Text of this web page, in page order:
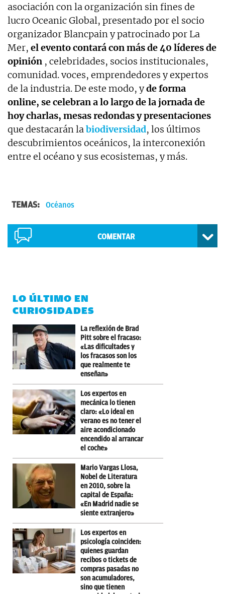
asociación con la organización sin fines de
lucro Oceanic Global, presentado por el socio
organizador Blancpain y patrocinado por La
Mer, el evento contará con más de 40 líderes de
opinión , celebridades, socios institucionales,
comunidad. voces, emprendedores y expertos
de la industria. De este modo, yde forma
online, se celebran a lo largo de la jornada de
hoy charlas, mesas redondas y presentaciones
que destacarán labiodiversidad, los últimos
descubrimientos oceánicos, la interconexión
entre el océano y sus ecosistemas, y más.
TEMAS: Océanos
COMENTAR
LO ÚLTIMO EN
CURIOSIDADES
La reflexión de Brad
Pitt sobre el fracaso:
«Las dificultades y
los fracasos son los
que realmente te
enseñan»
Los expertos en
mecánica lo tienen
claro: «Lo ideal en
verano es no tener el
aire acondicionado
encendido al arrancar
el coche»
Mario Vargas Llosa,
Nobel de Literatura
en 2010, sobre la
capital de España:
«En Madrid nadie se
siente extranjero»
Los expertos en
psicología coinciden:
quienes guardan
recibos o tickets de
compras pasadas no
son acumuladores,
sino que tienen